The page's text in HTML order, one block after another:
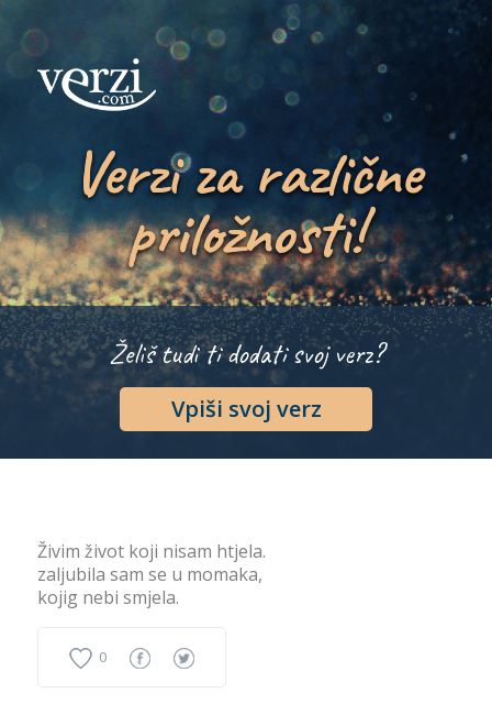
Verzi za različne
priložnosti!
Želiš tudi ti dodati svoj verz?
Vpiši svoj verz
Živim život koji nisam htjela.
zaljubila sam se u momaka,
kojig nebi smjela.
0